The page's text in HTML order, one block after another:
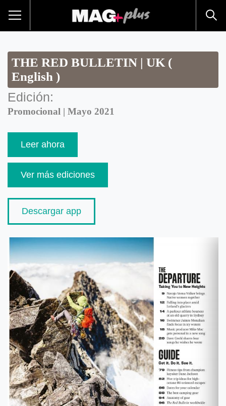
THE RED BULLETIN | UK (
English )
Edición:
Promocional | Mayo 2021
Leer ahora
Ver más ediciones
Descargar app